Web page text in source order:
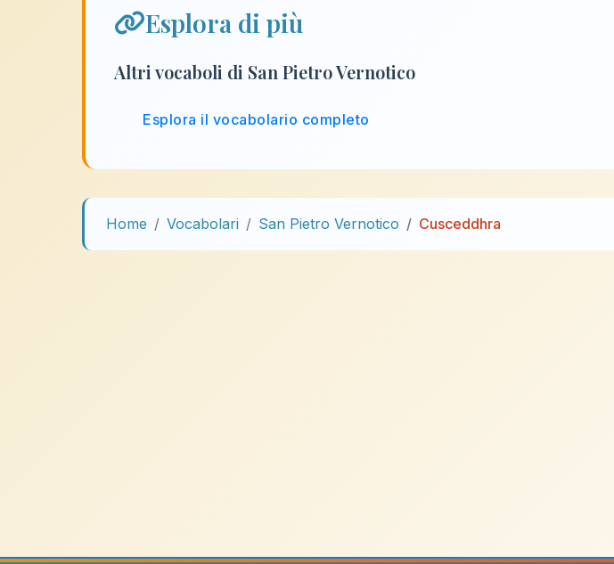
Esplora di più
Altri vocaboli di San Pietro Vernotico
Esplora il vocabolario completo
Home Vocabolari San Pietro Vernotico Cusceddhra